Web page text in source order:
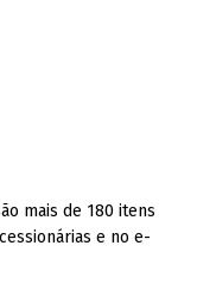
mais de 180 itens
e no e-